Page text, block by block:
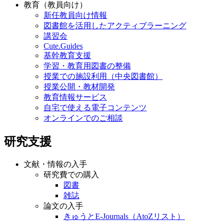
教育（教員向け）
新任教員向け情報
図書館を活用したアクティブラーニング
講習会
Cute.Guides
基幹教育支援
学習・教育用図書の整備
授業での施設利用（中央図書館）
授業公開・教材開発
教育情報サービス
自宅で使える電子コンテンツ
オンラインでのご相談
研究支援
文献・情報の入手
研究費での購入
図書
雑誌
論文の入手
きゅうとE-Journals（AtoZリスト）